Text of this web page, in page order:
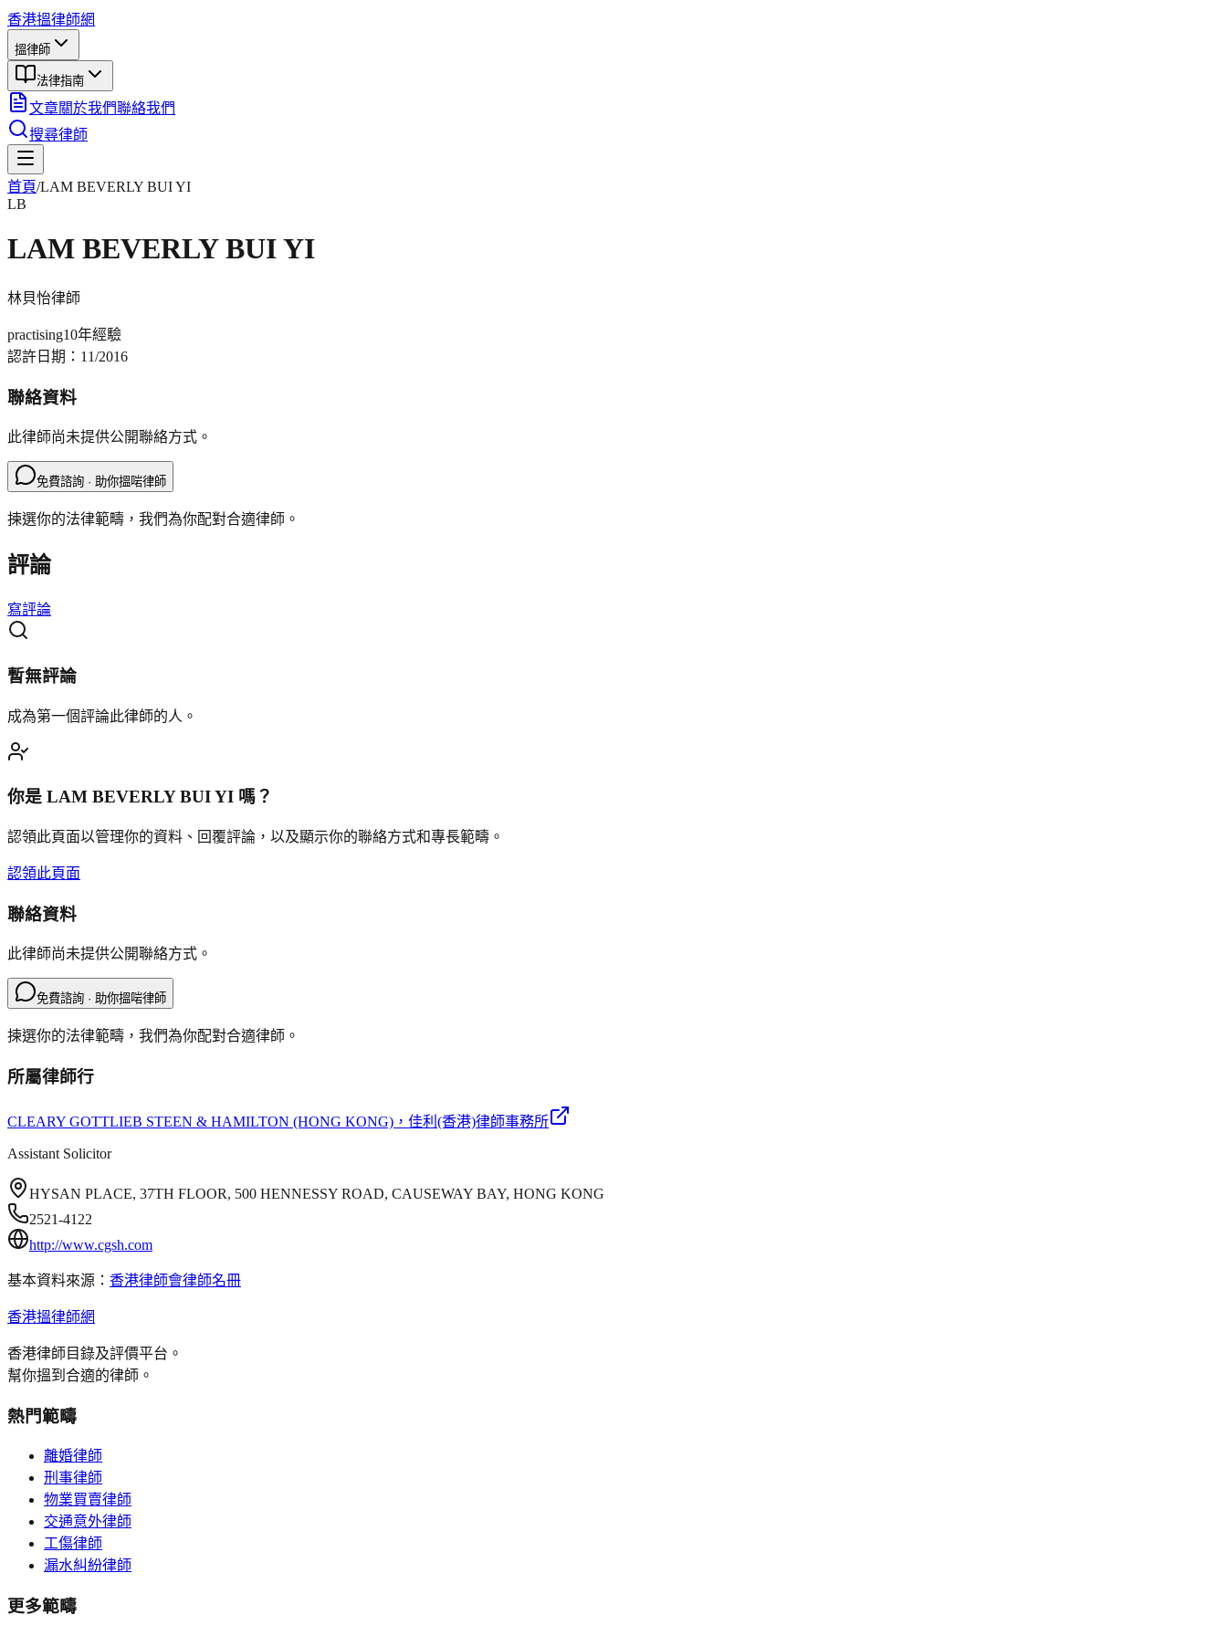
香港搵律師網
搵律師
法律指南
文章關於我們聯絡我們
搜尋律師
首頁/LAM BEVERLY BUI YI
LB
LAM BEVERLY BUI YI
林貝怡律師
practising10年經驗
認許日期： 11/2016
聯絡資料
此律師尚未提供公開聯絡方式。
免費諮詢 · 助你搵啱律師
揀選你的法律範疇，我們為你配對合適律師。
評論
寫評論
暫無評論
成為第一個評論此律師的人。
你是 LAM BEVERLY BUI YI 嗎？
認領此頁面以管理你的資料、回覆評論，以及顯示你的聯絡方式和專長範疇。
認領此頁面
聯絡資料
此律師尚未提供公開聯絡方式。
免費諮詢 · 助你搵啱律師
揀選你的法律範疇，我們為你配對合適律師。
所屬律師行
CLEARY GOTTLIEB STEEN & HAMILTON (HONG KONG) ，佳利(香港)律師事務所
Assistant Solicitor
HYSAN PLACE, 37TH FLOOR, 500 HENNESSY ROAD, CAUSEWAY BAY, HONG KONG
2521-4122
http://www.cgsh.com
基本資料來源： 香港律師會律師名冊
香港搵律師網
香港律師目錄及評價平台。
幫你搵到合適的律師。
熱門範疇
離婚律師
刑事律師
物業買賣律師
交通意外律師
工傷律師
漏水糾紛律師
更多範疇